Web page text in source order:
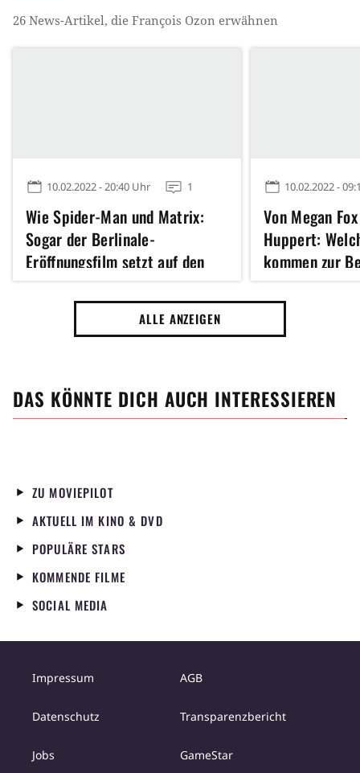
26 News-Artikel, die François Ozon erwähnen
10.02.2022 - 20:40 Uhr 1
Wie Spider-Man und Matrix:
Sogar der Berlinale-
Eröffnungsfilm setzt auf den
aktuell größten Hollywood-
10.02.2022 -
Von Megan
Huppert:
kommen zur
ALLE ANZEIGEN
DAS KÖNNTE DICH AUCH INTERESSIEREN
ZU MOVIEPILOT
AKTUELL IM KINO & DVD
POPULÄRE STARS
KOMMENDE FILME
SOCIAL MEDIA
Impressum AGB
Datenschutz Transparenzbericht
Jobs GameStar